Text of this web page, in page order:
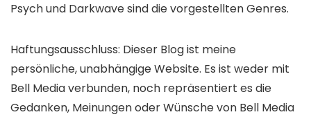
Psych und Darkwave sind die vorgestellten Genres.
Haftungsausschluss: Dieser Blog ist meine
persönliche, unabhängige Website. Es ist weder mit
Bell Media verbunden, noch repräsentiert es die
Gedanken, Meinungen oder Wünsche von Bell Media